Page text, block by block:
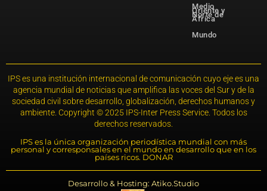
Medio
Oriente y
Norte de
África
Mundo
IPS es una institución internacional de comunicación cuyo eje es una
agencia mundial de noticias que amplifica las voces del Sur y de la
sociedad civil sobre desarrollo, globalización, derechos humanos y
ambiente. Copyright © 2025 IPS-Inter Press Service. Todos los
derechos reservados.
IPS es la única organización periodística mundial con más
personal y corresponsales en el mundo en desarrollo que en los
países ricos. DONAR
Desarrollo & Hosting: Atiko.Studio